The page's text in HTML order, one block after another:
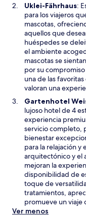
Uklei-FährhausS
e
a
b
r
i
r
á
e
n
u
n
a
n
u
e
v
a
v
e
n
t
a
:
para los viajeros
mascotas,
aquellos que
huéspedes se
el ambiente
mascotas se
por su
una de las
valoran una
Gartenhotel
lujoso hotel de 4
experiencia
servicio completo,
bienestar
para la relajación y
arquitectónico y el
mejoran la
disponibilidad de
toque de
tratamientos,
promueve un viaje
Ver menos